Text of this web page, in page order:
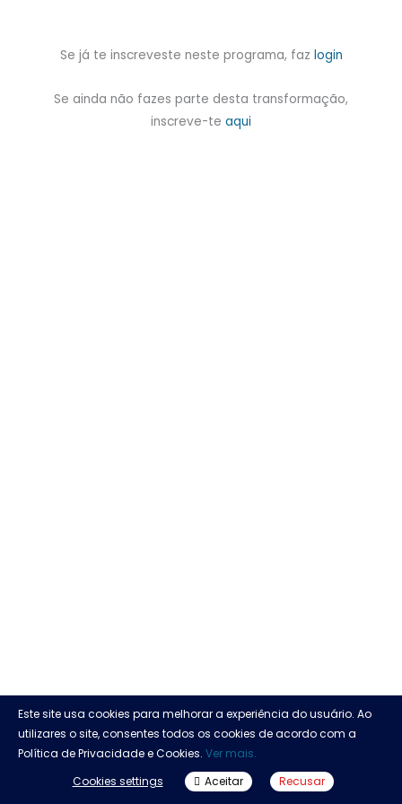
Se já te inscreveste neste programa, faz login
Se ainda não fazes parte desta transformação,
inscreve-te aqui
Este site usa cookies para melhorar a experiência do usuário. Ao
utilizares o site, consentes todos os cookies de acordo com a
Política de Privacidade e Cookies. Ver mais.
Cookies settings
Aceitar Recusar